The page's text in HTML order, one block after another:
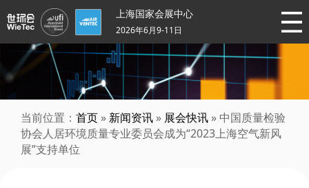
上海国家会展中心
2026年6月9-11日
当前位置： 首页 » 新闻资讯 » 展会快讯 » 中国质量检验
协会人居环境质量专业委员会成为“2023上海空气新风
展”支持单位